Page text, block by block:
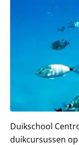
Duikschool
duikcursussen